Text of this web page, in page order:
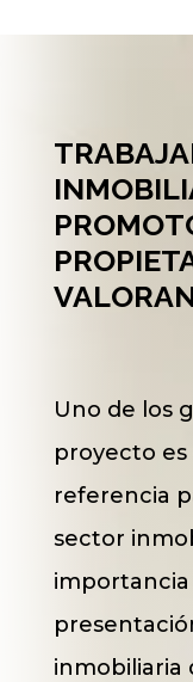
Uno de los
proyecto
referencia
sector
inmobiliaria